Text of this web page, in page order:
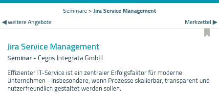
Seminare>Jira Service Management
◀ weitere Angebote
Merkzettel ▶
Jira Service Management
Seminar-Cegos Integrata GmbH
Effizienter IT-Service ist ein zentraler Erfolgsfaktor für moderne
Unternehmen - insbesondere, wenn Prozesse skalierbar, transparent und
nutzerfreundlich gestaltet werden sollen.